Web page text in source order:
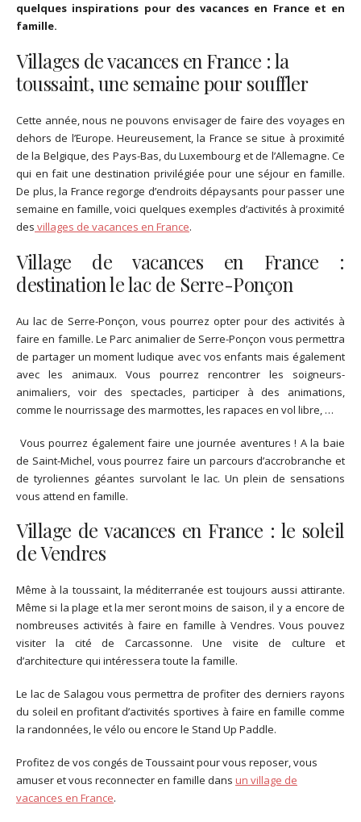
quelques inspirations pour des vacances en France et en
famille.
Villages de vacances en France : la
toussaint, une semaine pour souffler
Cette année, nous ne pouvons envisager de faire des voyages en
dehors de l’Europe. Heureusement, la France se situe à proximité
de la Belgique, des Pays-Bas, du Luxembourg et de l’Allemagne. Ce
qui en fait une destination privilégiée pour une séjour en famille.
De plus, la France regorge d’endroits dépaysants pour passer une
semaine en famille, voici quelques exemples d’activités à proximité
des villages de vacances en France.
Village de vacances en France :
destination le lac de Serre-Ponçon
Au lac de Serre-Ponçon, vous pourrez opter pour des activités à
faire en famille. Le Parc animalier de Serre-Ponçon vous permettra
de partager un moment ludique avec vos enfants mais également
avec les animaux. Vous pourrez rencontrer les soigneurs-
animaliers, voir des spectacles, participer à des animations,
comme le nourrissage des marmottes, les rapaces en vol libre, …
Vous pourrez également faire une journée aventures ! A la baie
de Saint-Michel, vous pourrez faire un parcours d’accrobranche et
de tyroliennes géantes survolant le lac. Un plein de sensations
vous attend en famille.
Village de vacances en France : le soleil
de Vendres
Même à la toussaint, la méditerranée est toujours aussi attirante.
Même si la plage et la mer seront moins de saison, il y a encore de
nombreuses activités à faire en famille à Vendres. Vous pouvez
visiter la cité de Carcassonne. Une visite de culture et
d’architecture qui intéressera toute la famille.
Le lac de Salagou vous permettra de profiter des derniers rayons
du soleil en profitant d’activités sportives à faire en famille comme
la randonnées, le vélo ou encore le Stand Up Paddle.
Profitez de vos congés de Toussaint pour vous reposer, vous
amuser et vous reconnecter en famille dans un village de
vacances en France.